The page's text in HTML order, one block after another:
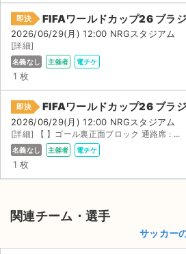
即決 FIFAワールドカップ26 ブラ
2026/06/29(月) 12:00 NRGスタジアム
[詳細]
名義なし 主催者 電チケ
1 枚
即決 FIFAワールドカップ26 ブラ
2026/06/29(月) 12:00 NRGスタジアム
[詳細] 【 】ゴール裏正面ブロック 通路席 : ...
名義なし 主催者 電チケ
1 枚
関連チーム・選手
サッカー